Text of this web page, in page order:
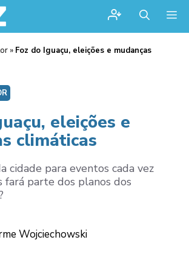
» Foz do Iguaçu, eleições e mudanças
eleições e
climáticas
cidade para eventos cada vez
fará parte dos planos dos
Wojciechowski